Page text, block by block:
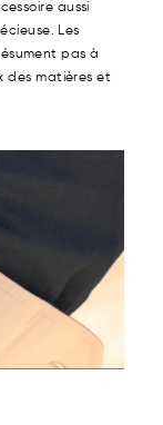
aussi
Les
pas à
des matières et